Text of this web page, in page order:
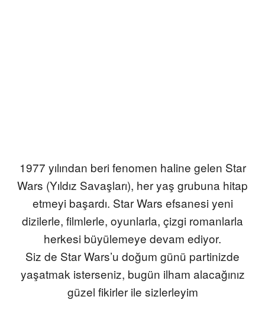
1977 yılından beri fenomen haline gelen Star
Wars (Yıldız Savaşları), her yaş grubuna hitap
etmeyi başardı. Star Wars efsanesi yeni
dizilerle, filmlerle, oyunlarla, çizgi romanlarla
herkesi büyülemeye devam ediyor.
Siz de Star Wars’u doğum günü partinizde
yaşatmak isterseniz, bugün ilham alacağınız
güzel fikirler ile sizlerleyim